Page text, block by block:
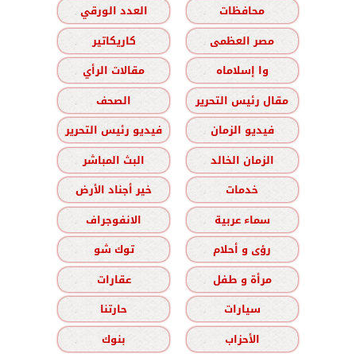
محافظات
العدد الورقي
مصر العظمى
كاريكاتير
وا إسلاماه
مقالات الرأي
مقال رئيس التحرير
الصحف
فيديو الزمان
فيديو رئيس التحرير
الزمان الخالد
البث المباشر
خدمات
خير أجناد الأرض
سماء عربية
الانفوجراف
رؤى و أحلام
توك شو
مرأة و طفل
عقارات
سيارات
حارتنا
الأحزاب
بنوك